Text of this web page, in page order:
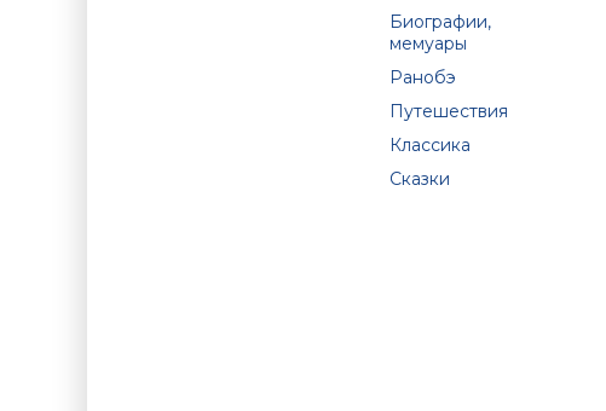
Биографии,
мемуары
Ранобэ
Путешествия
Классика
Сказки